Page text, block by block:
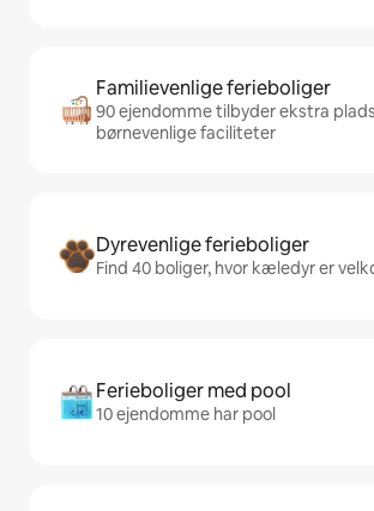
Familievenlige ferieboliger
90 ejendomme tilbyder ekstra
børnevenlige faciliteter
Dyrevenlige ferieboliger
Find 40 boliger, hvor kæledyr er
Ferieboliger med pool
10 ejendomme har pool